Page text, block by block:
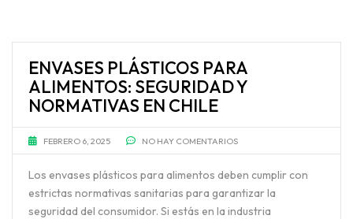
ENVASES PLÁSTICOS PARA
ALIMENTOS: SEGURIDAD Y
NORMATIVAS EN CHILE
FEBRERO 6, 2025 NO HAY COMENTARIOS
Los envases plásticos para alimentos deben cumplir con
estrictas normativas sanitarias para garantizar la
seguridad del consumidor. Si estás en la industria